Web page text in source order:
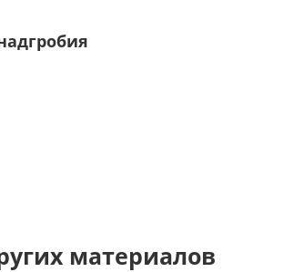
материалов